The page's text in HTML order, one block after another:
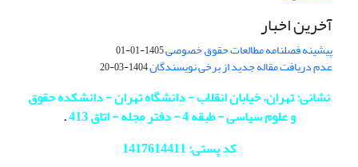
آخرین اخبار
پیشینه فصلنامه مطالعات حقوق خصوصی1405-01-01
عدم دریافت مقاله جدید از برخی نویسندگان1404-03-20
نشانی: تهران، خیابان انقلاب - دانشگاه تهران - دانشکده حقوق
و علوم سیاسی - طبقه 4 - دفتر مجله - اتاق 413
.
کد پستی: 1417614411